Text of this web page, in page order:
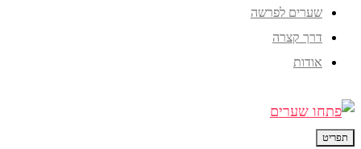
שערים לפרשה
דרך קצרה
אודות
תפריט